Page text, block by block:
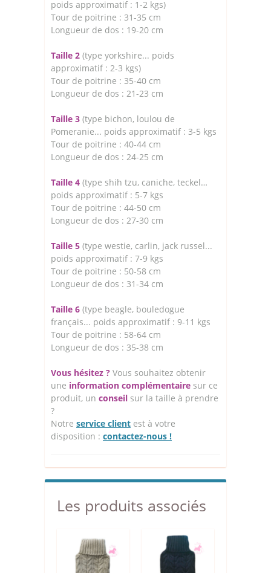
poids approximatif : 1-2 kgs)
Tour de poitrine : 31-35 cm
Longueur de dos : 19-20 cm
Taille 2 (type yorkshire... poids
approximatif : 2-3 kgs)
Tour de poitrine : 35-40 cm
Longueur de dos : 21-23 cm
Taille 3 (type bichon, loulou de
Pomeranie... poids approximatif : 3-5 kgs
Tour de poitrine : 40-44 cm
Longueur de dos : 24-25 cm
Taille 4 (type shih tzu, caniche, teckel…
poids approximatif : 5-7 kgs
Tour de poitrine : 44-50 cm
Longueur de dos : 27-30 cm
Taille 5 (type westie, carlin, jack russel...
poids approximatif : 7-9 kgs
Tour de poitrine : 50-58 cm
Longueur de dos : 31-34 cm
Taille 6 (type beagle, bouledogue
français... poids approximatif : 9-11 kgs
Tour de poitrine : 58-64 cm
Longueur de dos : 35-38 cm
Vous hésitez ? Vous souhaitez obtenir
une information complémentaire sur ce
produit, un conseil sur la taille à prendre
?
Notre service client est à votre
disposition : contactez-nous !
Les produits associés